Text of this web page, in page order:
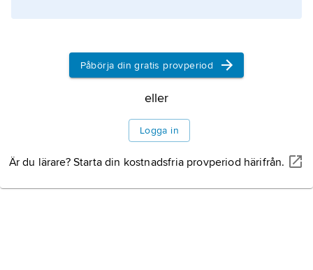
Påbörja din gratis provperiod
eller
Logga in
Är du lärare? Starta din kostnadsfria provperiod härifrån.